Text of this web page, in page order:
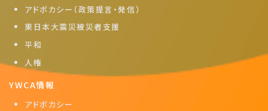
アドボカシー（政策提言・発信）
東日本大震災被災者支援
平和
人権
YWCA情報
アドボカシー